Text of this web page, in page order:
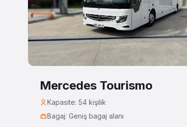
Mercedes Tourismo
Kapasite: 54 kişilik
Bagaj: Geniş bagaj alanı